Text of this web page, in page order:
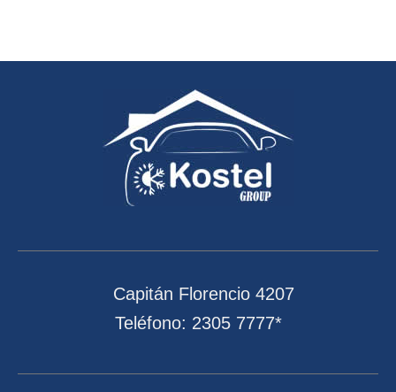
Capitán Florencio 4207
Teléfono: 2305 7777*